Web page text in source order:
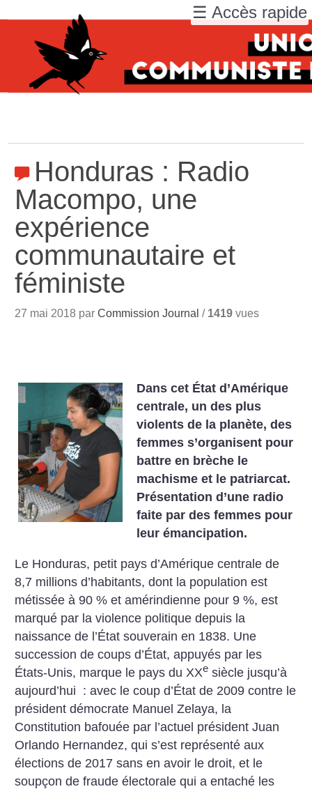
Honduras : Radio
Macompo, une
expérience
communautaire et
féministe
27 mai 2018 parCommission Journal / 1419 vues
Dans cet État d’Amérique
centrale, un des plus
violents de la planète, des
femmes s’organisent pour
battre en brèche le
machisme et le patriarcat.
Présentation d’une radio
faite par des femmes pour
leur émancipation.
Le Honduras, petit pays d’Amérique centrale de
8,7 millions d’habitants, dont la population est
métissée à 90 % et amérindienne pour 9 %, est
marqué par la violence politique depuis la
naissance de l’État souverain en 1838. Une
succession de coups d’État, appuyés par les
États-Unis, marque le pays du XXe siècle jusqu’à
aujourd’hui : avec le coup d’État de 2009 contre le
président démocrate Manuel Zelaya, la
Constitution bafouée par l’actuel président Juan
Orlando Hernandez, qui s’est représenté aux
élections de 2017 sans en avoir le droit, et le
soupçon de fraude électorale qui a entaché les
☰ Accès rapide